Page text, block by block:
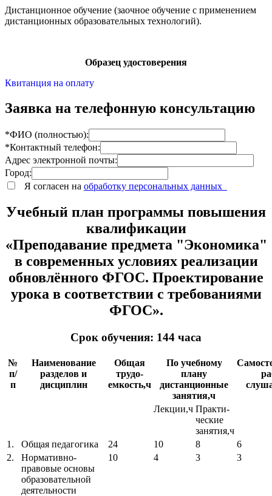
Дистанционное обучение (заочное обучение с применением
дистанционных образовательных технологий).
Образец удостоверения
Квитанция на оплату
Заявка на телефонную консультацию
*ФИО (полностью):
*Контактный телефон:
Адрес электронной почты:
Город:
Я согласен на обработку персональных данных
Учебный план программы повышения
квалификации
«Преподавание предмета "Экономика"
в современных условиях реализации
обновлённого ФГОС. Проектирование
урока в соответствии с требованиями
ФГОС».
Срок обучения: 144 часа
№
п/
п
Наименование
разделов и
дисциплин
Общая
трудо-
емкость,ч
По учебному
плану
дистанционные
занятия,ч
Лекции,ч Практи-
ческие
занятия,ч
1.
Общая педагогика 24 10 8
6
2.
Нормативно-
правовые основы
образовательной
деятельности
10 4 3 3